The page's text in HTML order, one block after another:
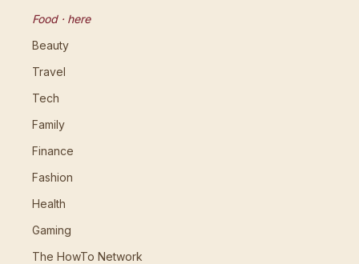
Food · here
Beauty
Travel
Tech
Family
Finance
Fashion
Health
Gaming
The HowTo Network